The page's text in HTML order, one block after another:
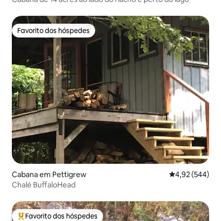
Favorito dos hóspedes
Favorito dos hóspedes
Cabana em Pettigrew Classificação
4,92 (544)
Chalé BuffaloHead
Favorito dos hóspedes